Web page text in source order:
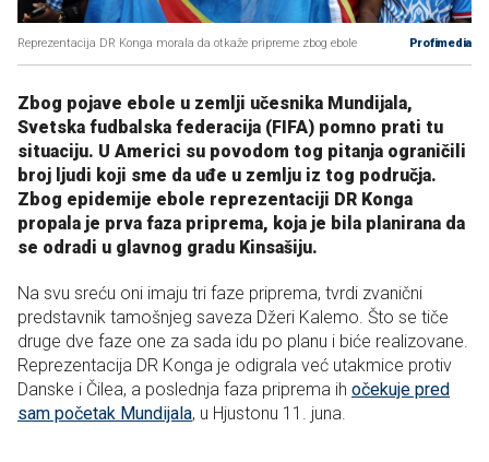
Reprezentacija DR Konga morala da otkaže pripreme zbog ebole Profimedia
Zbog pojave ebole u zemlji učesnika Mundijala,
Svetska fudbalska federacija (FIFA) pomno prati tu
situaciju. U Americi su povodom tog pitanja ograničili
broj ljudi koji sme da uđe u zemlju iz tog područja.
Zbog epidemije ebole reprezentaciji DR Konga
propala je prva faza priprema, koja je bila planirana da
se odradi u glavnog gradu Kinsašiju.
Na svu sreću oni imaju tri faze priprema, tvrdi zvanični
predstavnik tamošnjeg saveza Džeri Kalemo. Što se tiče
druge dve faze one za sada idu po planu i biće realizovane.
Reprezentacija DR Konga je odigrala već utakmice protiv
Danske i Čilea, a poslednja faza priprema ih očekuje pred
sam početak Mundijala, u Hjustonu 11. juna.